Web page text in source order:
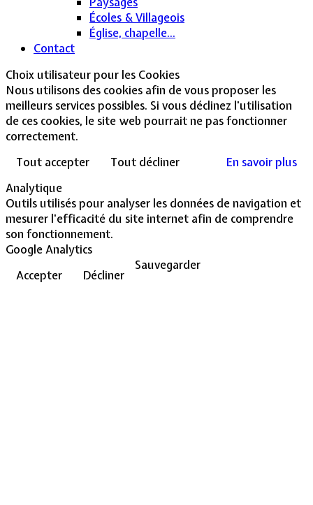
Écoles & Villageois
Église, chapelle...
Contact
Choix utilisateur pour les Cookies
Nous utilisons des cookies afin de vous proposer les
meilleurs services possibles. Si vous déclinez l'utilisation
de ces cookies, le site web pourrait ne pas fonctionner
correctement.
Tout accepter
Tout décliner
En savoir plus
Analytique
Outils utilisés pour analyser les données de navigation et
mesurer l'efficacité du site internet afin de comprendre
son fonctionnement.
Google Analytics
Accepter
Décliner
Sauvegarder